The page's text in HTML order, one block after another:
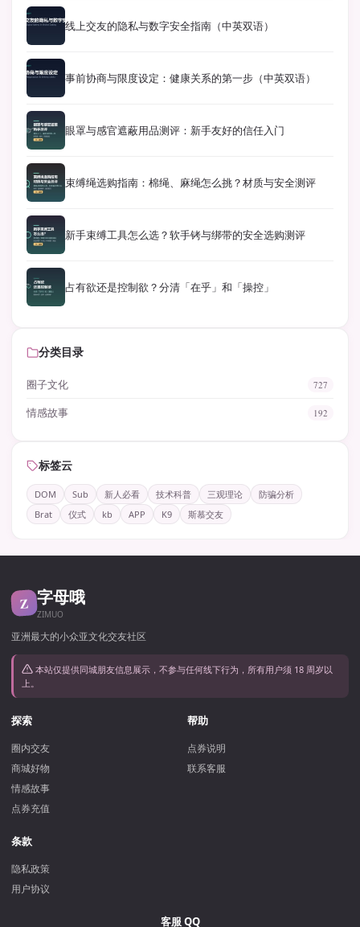
线上交友的隐私与数字安全指南（中英双语）
事前协商与限度设定：健康关系的第一步（中英双语）
眼罩与感官遮蔽用品测评：新手友好的信任入门
束缚绳选购指南：棉绳、麻绳怎么挑？材质与安全测评
新手束缚工具怎么选？软手铐与绑带的安全选购测评
占有欲还是控制欲？分清「在乎」和「操控」
分类目录
圈子文化 727
情感故事 192
标签云
DOM Sub 新人必看 技术科普 三观理论
防骗分析
Brat
仪式 kb APP K9 斯慕交友
Z 字母哦
ZIMUO
亚洲最大的小众亚文化交友社区
本站仅提供同城朋友信息展示，不参与任何线下行为，所有用户须 18 周岁以
上。
探索
圈内交友
商城好物
情感故事
点券充值
帮助
点券说明
联系客服
条款
隐私政策
用户协议
客服 QQ